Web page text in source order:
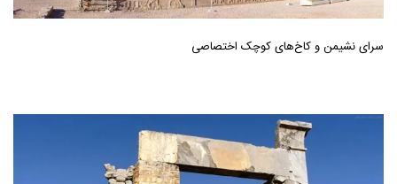
سرای‌ نشیمن‌ و کاخ‌های کوچک‌ اختصاصی‌